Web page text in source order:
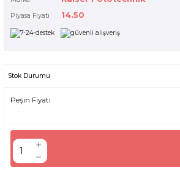
Piyasa Fiyatı 14.50
Stok Durumu
Peşin Fiyatı